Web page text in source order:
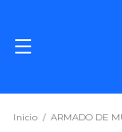
Inicio / ARMADO DE